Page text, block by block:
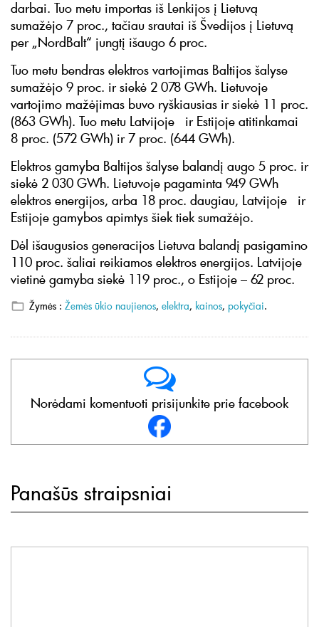
darbai. Tuo metu importas iš Lenkijos į Lietuvą
sumažėjo 7 proc., tačiau srautai iš Švedijos į Lietuvą
per „NordBalt“ jungtį išaugo 6 proc.
Tuo metu bendras elektros vartojimas Baltijos šalyse
sumažėjo 9 proc. ir siekė 2 078 GWh. Lietuvoje
vartojimo mažėjimas buvo ryškiausias ir siekė 11 proc.
(863 GWh). Tuo metu Latvijoje ir Estijoje atitinkamai
8 proc. (572 GWh) ir 7 proc. (644 GWh).
Elektros gamyba Baltijos šalyse balandį augo 5 proc. ir
siekė 2 030 GWh. Lietuvoje pagaminta 949 GWh
elektros energijos, arba 18 proc. daugiau, Latvijoje ir
Estijoje gamybos apimtys šiek tiek sumažėjo.
Dėl išaugusios generacijos Lietuva balandį pasigamino
110 proc. šaliai reikiamos elektros energijos. Latvijoje
vietinė gamyba siekė 119 proc., o Estijoje – 62 proc.
Žymės : Žemės ūkio naujienos, elektra, kainos, pokyčiai.
Norėdami komentuoti prisijunkite prie facebook
Panašūs straipsniai